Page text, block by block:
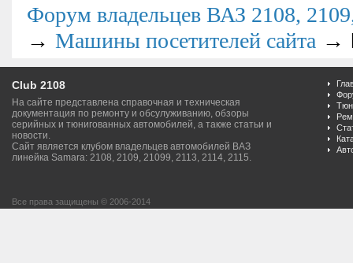
Форум владельцев ВАЗ 2108,
→ Машины посетителей сайта →
Club 2108
На сайте представлена справочная и техническая
документация по ремонту и обсулуживанию, обзоры
серийных и тюнигованных автомобилей, а также статьи и
новости.
Сайт является клубом владельцев автомобилей ВАЗ
линейка Samara: 2108, 2109, 21099, 2113, 2114, 2115.
Все права защищены © 2006-2014